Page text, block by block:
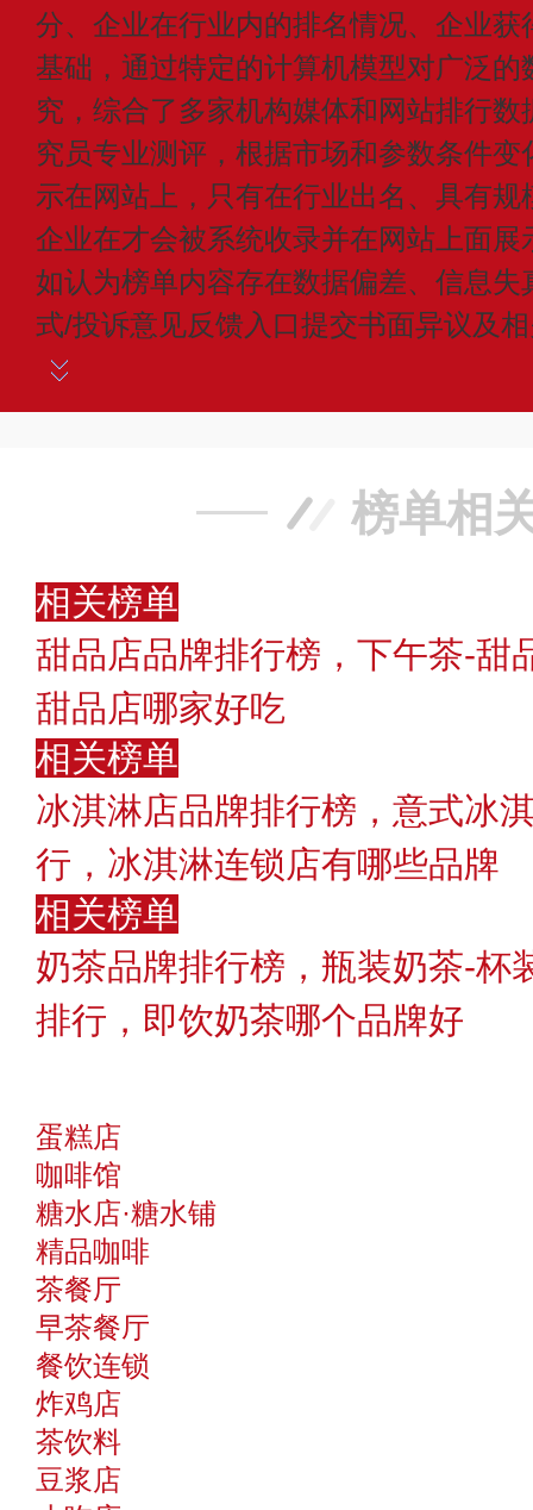
分、企业在行业内的排名情况、企业
基础，通过特定的计算机模型对广泛
究，综合了多家机构媒体和网站排行
究员专业测评，根据市场和参数条件
示在网站上，只有在行业出名、具有
企业在才会被系统收录并在网站上面
如认为榜单内容存在数据偏差、信息
式/投诉意见反馈入口提交书面异议及
榜单相
相关榜单
甜品店品牌排行榜，下午茶-甜
甜品店哪家好吃
相关榜单
冰淇淋店品牌排行榜，意式冰
行，冰淇淋连锁店有哪些品牌
相关榜单
奶茶品牌排行榜，瓶装奶茶-杯
排行，即饮奶茶哪个品牌好
蛋糕店
咖啡馆
糖水店·糖水铺
精品咖啡
茶餐厅
早茶餐厅
餐饮连锁
炸鸡店
茶饮料
豆浆店